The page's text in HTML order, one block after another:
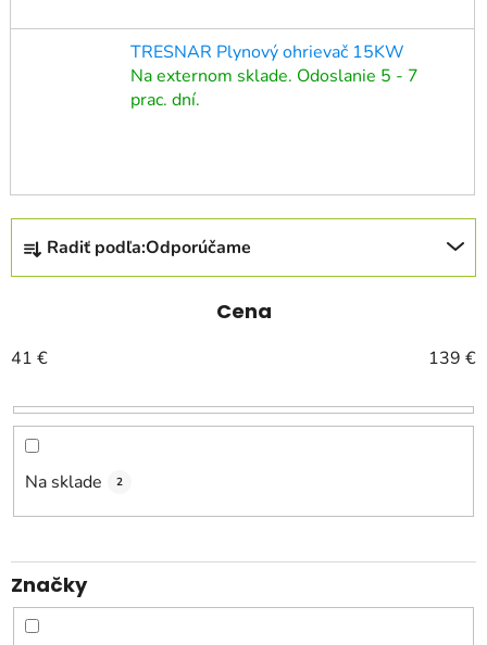
TRESNAR Plynový ohrievač 15KW
Na externom sklade. Odoslanie 5 - 7
prac. dní.
R
a
d
n
i
e
p
o
d
k
t
o
Radiť podľa:Odporúčame
Cena
41 € 139 €
Na sklade 2
Značky